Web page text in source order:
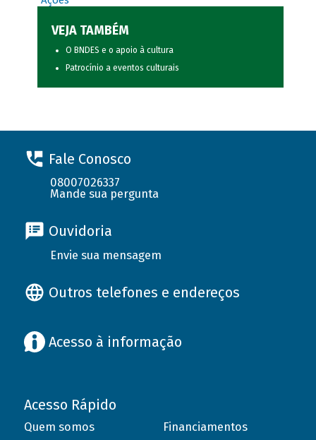
VEJA TAMBÉM
O BNDES e o apoio à cultura
Patrocínio a eventos culturais
Fale Conosco
08007026337
Mande sua pergunta
Ouvidoria
Envie sua mensagem
Outros telefones e endereços
Acesso à informação
Acesso Rápido
Quem somos
Financiamentos